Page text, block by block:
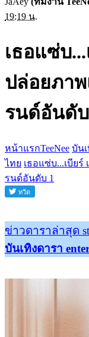
19:19 น.
เธอแซ่บ
ปล่อยภา
รนด์อันดั
หน้าแรกTeeNee บัน
ไทย เธอแซ่บ...เบีย
รนด์อันดับ 1
ข่าวดาราล่าสุด
บันเทิงดารา